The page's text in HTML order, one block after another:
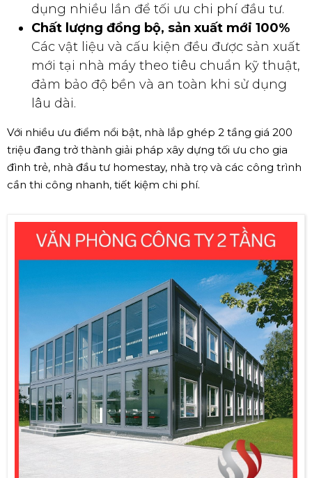
dụng nhiều lần để tối ưu chi phí đầu tư.
Chất lượng đồng bộ, sản xuất mới 100%
Các vật liệu và cấu kiện đều được sản xuất
mới tại nhà máy theo tiêu chuẩn kỹ thuật,
đảm bảo độ bền và an toàn khi sử dụng
lâu dài.
Với nhiều ưu điểm nổi bật, nhà lắp ghép 2 tầng giá 200
triệu đang trở thành giải pháp xây dựng tối ưu cho gia
đình trẻ, nhà đầu tư homestay, nhà trọ và các công trình
cần thi công nhanh, tiết kiệm chi phí.